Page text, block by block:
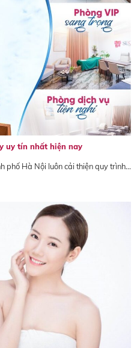
uy tín nhất hiện nay
phố Hà Nội luôn cải thiện quy trình...